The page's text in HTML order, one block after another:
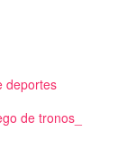
deportes
de tronos_